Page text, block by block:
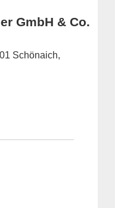
GmbH & Co.
Schönaich,